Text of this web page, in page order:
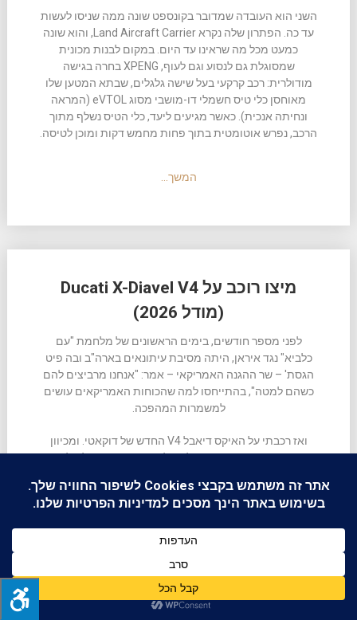
השני הוא העובדה שמדובר בקונספט שונה ממה שניסו לעשות
עד כה. הפתרון שלה נקרא Land Aircraft Carrier, והוא שונה
כמעט מכל מה שראינו עד היום. במקום לבנות מכונית
שמסוגלת גם לנסוע וגם לעוף, XPENG בחרה בגישה
מודולרית: רכב קרקעי בעל שישה גלגלים, שבתא המטען שלו
מאוחסן כלי טיס חשמלי דו-מושבי מסוג eVTOL (המראה
ונחיתה אנכית). כאשר מגיעים ליעד, כלי הטיס נשלף מתוך
הרכב, נפרש אוטומטית בתוך פחות מחמש דקות ומוכן לטיסה.
המשך…
מיצו רוכב על Ducati X-Diavel V4
(מודל 2026)
לפני מספר חודשים, בימים הראשונים של מלחמת "עם
כלביא" נגד איראן, היתה מסיבת עיתונאים בארה"ב ובה פיט
הגסת' – שר ההגנה האמריקאי – אמר: "אנחנו מרביצים להם
כשהם למטה", בהתייחסו למה שהכוחות האמריקאים עושים
למשמרות המהפכה.
ואז רכבתי על האיקס דיאבל V4 החדש של דוקאטי. ומכיוון
שעשיתי את זה בעיצומה של המלחמה, בין אזעקה לטיל, ישר
ומכיוון שאנחנו רוצים להגיע ישר לשורה התחתונה, הנה היא:
יפרק לכולם את התחת. ולא רק זה, אלא הוא פשוט ימשיך
נרגעתם? יופי. עכשיו תקראו.